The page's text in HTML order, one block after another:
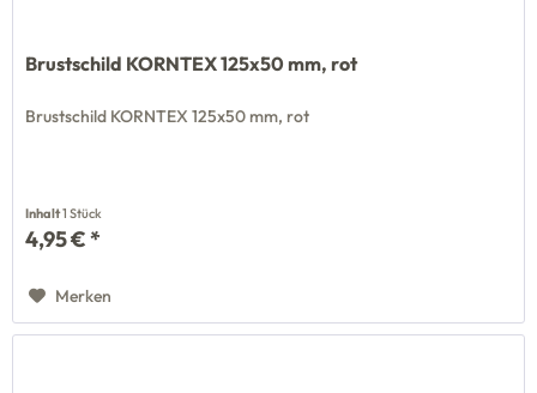
Brustschild KORNTEX 125x50 mm, rot
Brustschild KORNTEX 125x50 mm, rot
Inhalt1 Stück
4,95 € *
Merken